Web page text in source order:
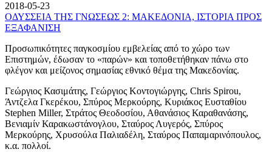
2018-05-23
ΟΔΥΣΣΕΙΑ ΤΗΣ ΓΝΩΣΕΩΣ 2: ΜΑΚΕΔΟΝΙΑ, ΙΣΤΟΡΙΑ ΠΡΟΣ
ΕΞΑΦΑΝΙΣΗ
Προσωπικότητες παγκοσμίου εμβελείας από το χώρο των
Επιστημών, έδωσαν το «παρών» και τοποθετήθηκαν πάνω στο
φλέγον και μείζονος σημασίας εθνικό θέμα της Μακεδονίας.
Γεώργιος Κασιμάτης, Γεώργιος Κοντογιώργης, Chris Spirou,
Άντζελα Γκερέκου, Σπύρος Μερκούρης, Κυριάκος Ευσταθίου
Stephen Miller, Στράτος Θεοδοσίου, Αθανάσιος Καραθανάσης,
Βενιαμίν Καρακωστάνογλου, Σταύρος Λυγερός, Σπύρος
Μερκούρης, Χρυσούλα Παλιαδέλη, Σταύρος Παπαμαρινόπουλος,
κ.α. πολλοί.